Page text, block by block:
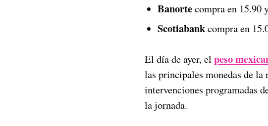
Banortecompra en 15.90
Scotiabankcompra en
El día de ayer, el peso
las principales monedas de
intervenciones programadas
la jornada.